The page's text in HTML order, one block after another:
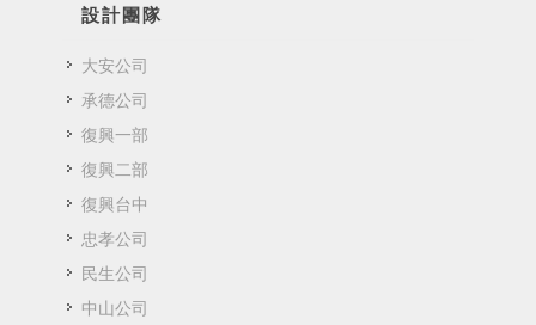
設計團隊
大安公司
承德公司
復興一部
復興二部
復興台中
忠孝公司
民生公司
中山公司